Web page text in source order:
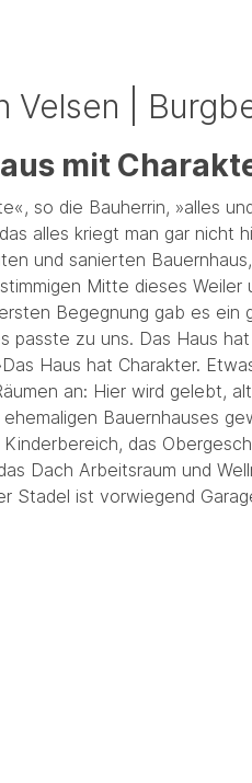
Velsen |
mit
so die Bauherrin, »alles
alles kriegt man gar
und sanierten
Mitte dieses
Begegnung gab es
passte zu uns. Das Haus
Haus hat Charakter.
an: Hier wird gelebt,
ehemaligen Bauernhauses
Kinderbereich, das
Dach Arbeitsraum und
Stadel ist vorwiegend